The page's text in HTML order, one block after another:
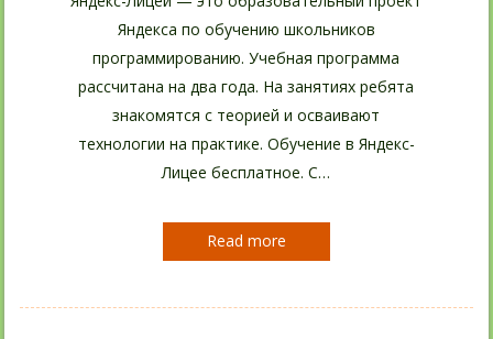
Яндекса по обучению школьников
программированию. Учебная программа
рассчитана на два года. На занятиях ребята
знакомятся с теорией и осваивают
технологии на практике. Обучение в Яндекс-
Лицее бесплатное. С…
Read more